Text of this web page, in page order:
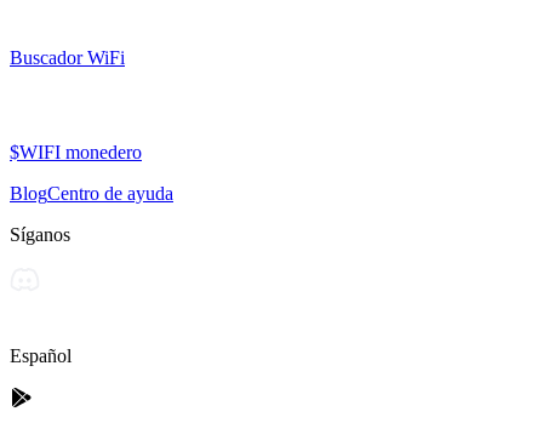
Buscador WiFi
$WIFI monedero
BlogCentro de ayuda
Síganos
Español